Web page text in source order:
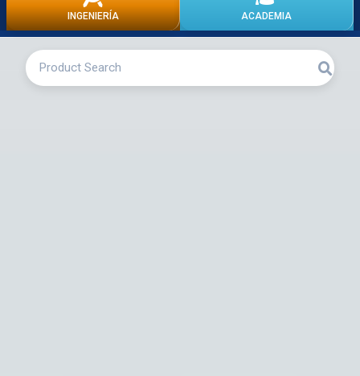
INGENIERÍA ACADEMIA